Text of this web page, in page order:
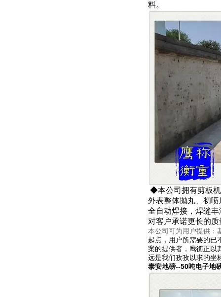
料。
◆本公司拥有剪板机
外表整体抛丸、初
全自动焊接，焊缝
对客户承诺更长的
本公司可为用户提供
起点，用户所需要的已
案的提供者，鹰衡正以
远是我们孜孜以求的坐
泰安地磅--50吨电子地